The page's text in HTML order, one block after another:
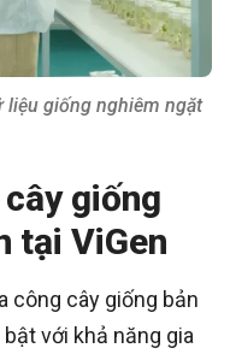
liệu giống nghiêm ngặt
giống
tại ViGen
công cây giống bản
với khả năng gia